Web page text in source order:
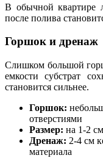
В обычной квартире
после полива
Горшок и дренаж
Слишком большой
емкости субстрат
становится сильнее.
Горшок:
отверстиями
Размер: на 1-2
Дренаж: 2-4 см
материала